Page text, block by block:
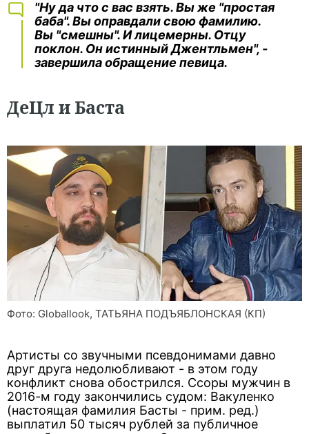
"Ну да что с вас взять. Вы же "простая
баба". Вы оправдали свою фамилию.
Вы "смешны". И лицемерны. Отцу
поклон. Он истинный Джентльмен", -
завершила обращение певица.
ДеЦл и Баста
Фото: Globallook, ТАТЬЯНА ПОДЪЯБЛОНСКАЯ (КП)
Артисты со звучными псевдонимами давно
друг друга недолюбливают - в этом году
конфликт снова обострился. Ссоры мужчин в
2016-м году закончились судом: Вакуленко
(настоящая фамилия Басты - прим. ред.)
выплатил 50 тысяч рублей за публичное